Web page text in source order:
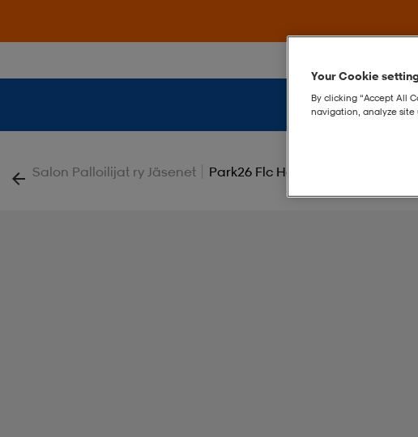
Salon Palloilijat ry Jäsenet | Park26 Flc Hood W
Your Cookie
By clicking “Accept All
navigation, analyze site